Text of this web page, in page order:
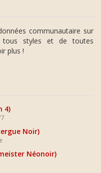
communautaire sur
styles et de toutes
plus !
4)
Noir)
Néonoir)